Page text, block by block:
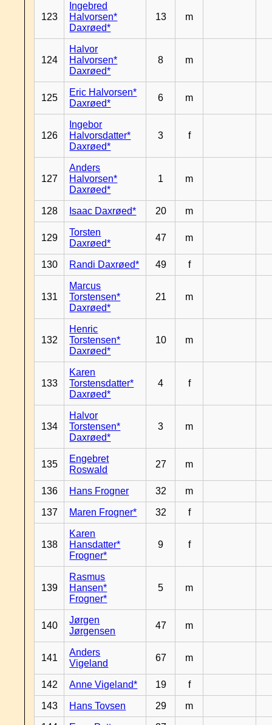
123
Ingebred
Halvorsen*
Daxrøed*
13 m
124
Halvor
Halvorsen*
Daxrøed*
8 m
125
Eric Halvorsen*
Daxrøed*
6 m
126
Ingebor
Halvorsdatter*
Daxrøed*
3 f
127
Anders
Halvorsen*
Daxrøed*
1 m
128 Isaac Daxrøed* 20 m
129
Torsten
Daxrøed*
47 m
130 Randi Daxrøed* 49 f
131
Marcus
Torstensen*
Daxrøed*
21 m
132
Henric
Torstensen*
Daxrøed*
10 m
133
Karen
Torstensdatter*
Daxrøed*
4 f
134
Halvor
Torstensen*
Daxrøed*
3 m
135
Engebret
Roswald
27 m
136 Hans Frogner 32 m
137 Maren Frogner* 32 f
138
Karen
Hansdatter*
Frogner*
9 f
139
Rasmus
Hansen*
Frogner*
5 m
140
Jørgen
Jørgensen
47 m
141
Anders
Vigeland
67 m
142 Anne Vigeland* 19 f
143 Hans Tovsen 29 m